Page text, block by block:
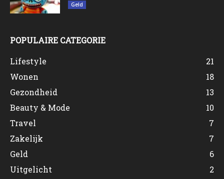
Geld
POPULAIRE CATEGORIE
Lifestyle
21
Wonen
18
Gezondheid
13
Beauty & Mode
10
Travel
7
Zakelijk
7
Geld
6
Uitgelicht
2